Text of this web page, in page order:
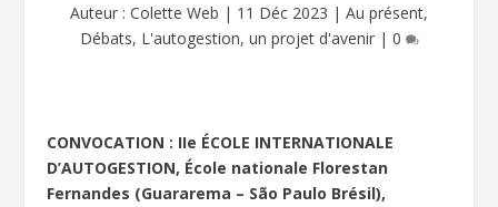
Auteur : Colette Web | 11 Déc 2023 | Au présent,
Débats, L'autogestion, un projet d'avenir| 0
CONVOCATION : IIe ÉCOLE INTERNATIONALE
D’AUTOGESTION, École nationale Florestan
Fernandes (Guararema – São Paulo Brésil),